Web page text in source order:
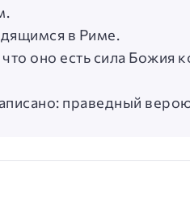
в Риме.
оно есть сила Божия
праведный